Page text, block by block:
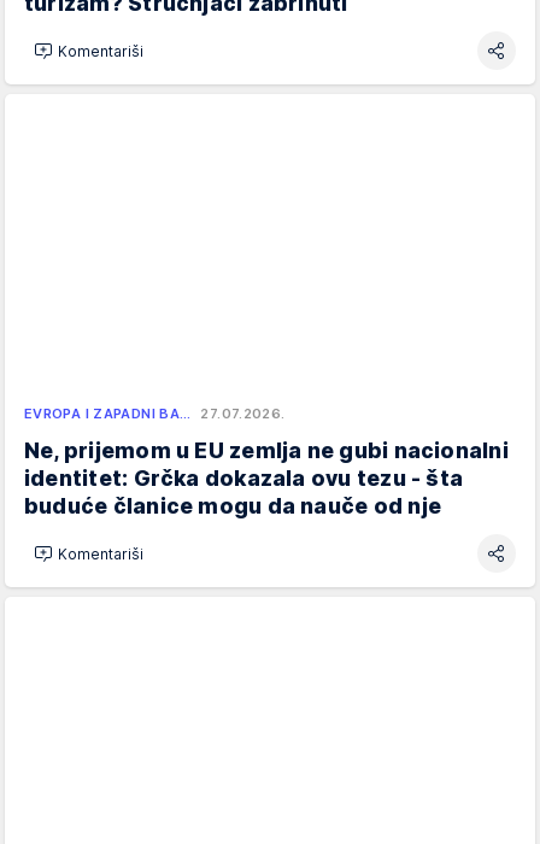
Komentariši
EVROPA I ZAPADNI BA… 27.07.2026.
Ne, prijemom u EU zemlja ne gubi nacionalni
identitet: Grčka dokazala ovu tezu - šta
buduće članice mogu da nauče od nje
Komentariši